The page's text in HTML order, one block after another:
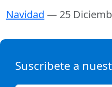
Navidad — 25
Suscribete a